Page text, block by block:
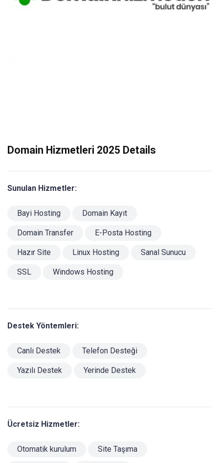
Domain Hizmetleri 2025 Details
Sunulan Hizmetler:
Bayi Hosting Domain Kayıt
Domain Transfer E-Posta Hosting
Hazır Site Linux Hosting Sanal Sunucu
SSL Windows Hosting
Destek Yöntemleri:
Canlı Destek Telefon Desteği
Yazılı Destek Yerinde Destek
Ücretsiz Hizmetler:
Otomatik kurulum Site Taşıma